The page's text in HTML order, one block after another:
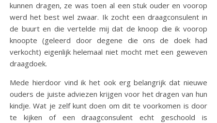
kunnen dragen, ze was toen al een stuk ouder en voorop
werd het best wel zwaar. Ik zocht een draagconsulent in
de buurt en die vertelde mij dat de knoop die ik voorop
knoopte (geleerd door degene die ons de doek had
verkocht) eigenlijk helemaal niet mocht met een geweven
draagdoek.
Mede hierdoor vind ik het ook erg belangrijk dat nieuwe
ouders de juiste adviezen krijgen voor het dragen van hun
kindje. Wat je zelf kunt doen om dit te voorkomen is door
te kijken of een draagconsulent echt geschoold is